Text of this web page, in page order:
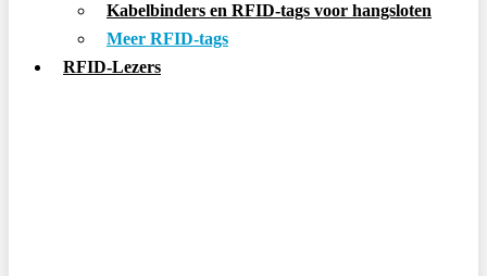
Kabelbinders en RFID-tags voor hangsloten
Meer RFID-tags
RFID-Lezers